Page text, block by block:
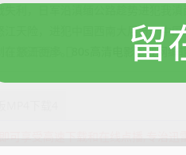
失利，日军沿滇缅公路趁势进犯我
江天险，进犯中国西南大后方。中
80s高清电影下载网 编
可享受高速下载和在线点播,专治迅
留